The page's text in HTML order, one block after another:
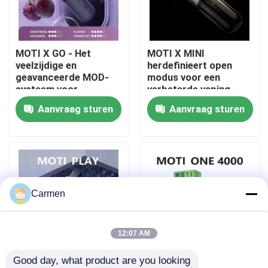
Over ons
Fabrieksreis
Kwaliteitscontrole
Contacteer ons
Vraag een offerte aan
ELFBAR Vape
MOTI X GO - Het
veelzijdige en
geavanceerde MOD-
systeem voor
aanpasbare
vapingplezier
Aanvraag sturen
MOTI X MINI
herdefinieert open
modus voor een
verbeterde vaping-
ervaring
Aanvraag sturen
MOTI PLAY Electronic MOTI ONE PODS -
Carmen
12:07 AM
Good day, what product are you looking